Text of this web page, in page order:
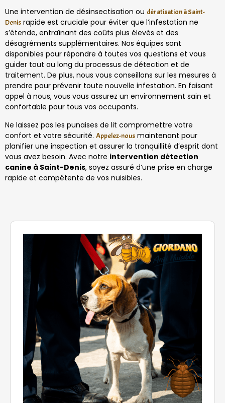
Une intervention de désinsectisation ou dératisation à Saint-
Denis rapide est cruciale pour éviter que l’infestation ne
s’étende, entraînant des coûts plus élevés et des
désagréments supplémentaires. Nos équipes sont
disponibles pour répondre à toutes vos questions et vous
guider tout au long du processus de détection et de
traitement. De plus, nous vous conseillons sur les mesures à
prendre pour prévenir toute nouvelle infestation. En faisant
appel à nous, vous vous assurez un environnement sain et
confortable pour tous vos occupants.
Ne laissez pas les punaises de lit compromettre votre
confort et votre sécurité. Appelez-nous maintenant pour
planifier une inspection et assurer la tranquillité d’esprit dont
vous avez besoin. Avec notre intervention détection
canine à Saint-Denis, soyez assuré d’une prise en charge
rapide et compétente de vos nuisibles.